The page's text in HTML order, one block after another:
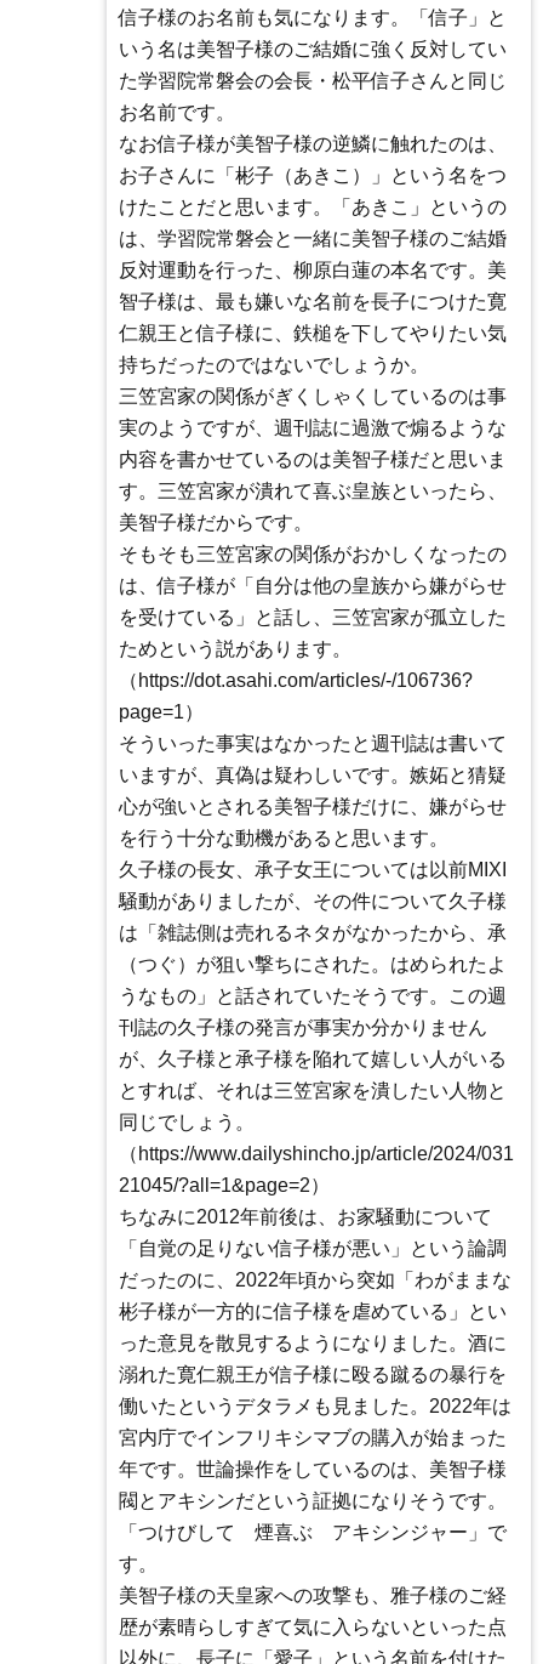
信子様のお名前も気になります。「信子」と
いう名は美智子様のご結婚に強く反対してい
た学習院常磐会の会長・松平信子さんと同じ
お名前です。
なお信子様が美智子様の逆鱗に触れたのは、
お子さんに「彬子（あきこ）」という名をつ
けたことだと思います。「あきこ」というの
は、学習院常磐会と一緒に美智子様のご結婚
反対運動を行った、柳原白蓮の本名です。美
智子様は、最も嫌いな名前を長子につけた寛
仁親王と信子様に、鉄槌を下してやりたい気
持ちだったのではないでしょうか。
三笠宮家の関係がぎくしゃくしているのは事
実のようですが、週刊誌に過激で煽るような
内容を書かせているのは美智子様だと思いま
す。三笠宮家が潰れて喜ぶ皇族といったら、
美智子様だからです。
そもそも三笠宮家の関係がおかしくなったの
は、信子様が「自分は他の皇族から嫌がらせ
を受けている」と話し、三笠宮家が孤立した
ためという説があります。
（https://dot.asahi.com/articles/-/106736?
page=1）
そういった事実はなかったと週刊誌は書いて
いますが、真偽は疑わしいです。嫉妬と猜疑
心が強いとされる美智子様だけに、嫌がらせ
を行う十分な動機があると思います。
久子様の長女、承子女王については以前MIXI
騒動がありましたが、その件について久子様
は「雑誌側は売れるネタがなかったから、承
（つぐ）が狙い撃ちにされた。はめられたよ
うなもの」と話されていたそうです。この週
刊誌の久子様の発言が事実か分かりません
が、久子様と承子様を陥れて嬉しい人がいる
とすれば、それは三笠宮家を潰したい人物と
同じでしょう。
（https://www.dailyshincho.jp/article/2024/031
21045/?all=1&page=2）
ちなみに2012年前後は、お家騒動について
「自覚の足りない信子様が悪い」という論調
だったのに、2022年頃から突如「わがままな
彬子様が一方的に信子様を虐めている」とい
った意見を散見するようになりました。酒に
溺れた寛仁親王が信子様に殴る蹴るの暴行を
働いたというデタラメも見ました。2022年は
宮内庁でインフリキシマブの購入が始まった
年です。世論操作をしているのは、美智子様
閥とアキシンだという証拠になりそうです。
「つけびして 煙喜ぶ アキシンジャー」で
す。
美智子様の天皇家への攻撃も、雅子様のご経
歴が素晴らしすぎて気に入らないといった点
以外に、長子に「愛子」という名前を付けた